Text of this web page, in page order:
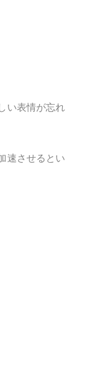
い表情が忘れ
速させるとい